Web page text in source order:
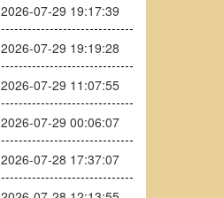
2026-07-29 19:17:39
2026-07-29 19:19:28
2026-07-29 11:07:55
2026-07-29 00:06:07
2026-07-28 17:37:07